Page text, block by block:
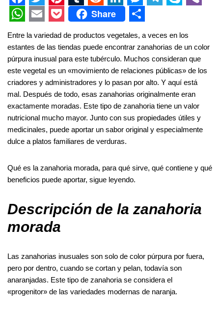
F
a
c
e
b
o
o
k
T
i
t
t
e
r
P
n
t
e
r
e
s
t
T
m
b
l
r
R
e
d
d
i
t
L
n
k
e
d
I
n
M
e
s
s
e
n
g
e
l
e
g
r
a
m
y
p
e
b
e
r
W
h
a
t
s
A
p
p
E
m
a
i
l
P
o
c
k
e
t
Share
S
h
a
r
e
Entre la variedad de productos vegetales, a veces en los
estantes de las tiendas puede encontrar zanahorias de un color
púrpura inusual para este tubérculo. Muchos consideran que
este vegetal es un «movimiento de relaciones públicas» de los
criadores y administradores y lo pasan por alto. Y aquí está
mal. Después de todo, esas zanahorias originalmente eran
exactamente moradas. Este tipo de zanahoria tiene un valor
nutricional mucho mayor. Junto con sus propiedades útiles y
medicinales, puede aportar un sabor original y especialmente
dulce a platos familiares de verduras.
Qué es la zanahoria morada, para qué sirve, qué contiene y qué
beneficios puede aportar, sigue leyendo.
Descripción de la zanahoria
morada
Las zanahorias inusuales son solo de color púrpura por fuera,
pero por dentro, cuando se cortan y pelan, todavía son
anaranjadas. Este tipo de zanahoria se considera el
«progenitor» de las variedades modernas de naranja.